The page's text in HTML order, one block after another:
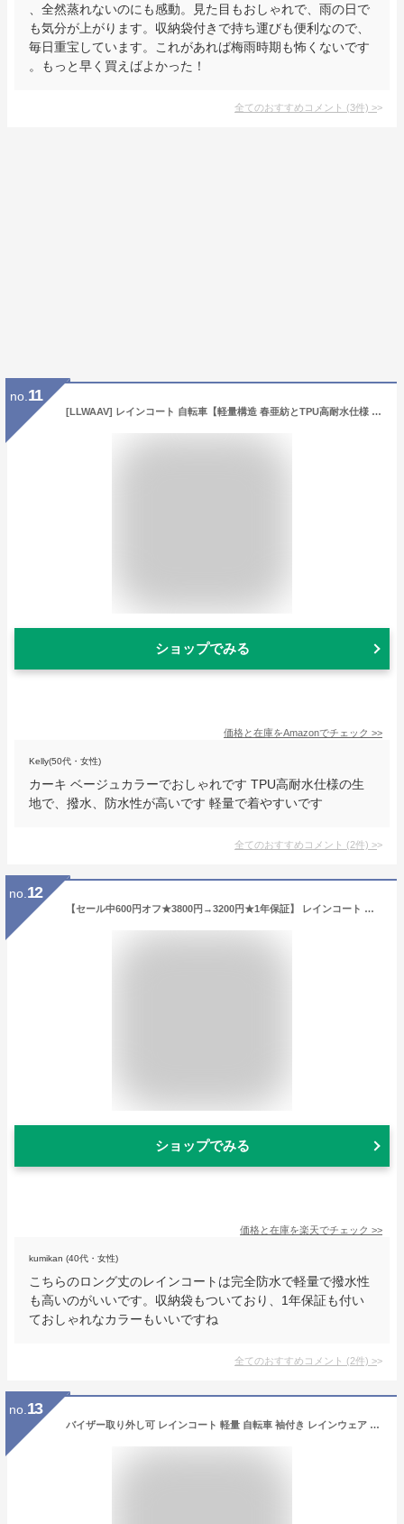
、全然蒸れないのにも感動。見た目もおしゃれで、雨の日で
も気分が上がります。収納袋付きで持ち運びも便利なので、
毎日重宝しています。これがあれば梅雨時期も怖くないです
。もっと早く買えばよかった！
全てのおすすめコメント (3件) >
no. 11
[LLWAAV] レインコート 自転車【軽量構造 春亜紡とTPU高耐水仕様 】レディース メンズ レインコート 快適 通気性 自転車 ポンチョ レインウェア リュック対応 おしゃれ 多機能 防風防水 梅雨対策 豪雨対応 通勤 通学 登山 男女兼用 収納袋付き (JP, アルファベット, S, カーキ)
ショップでみる
価格と在庫をAmazonでチェック >>
Kelly(50代・女性)
カーキ ベージュカラーでおしゃれです TPU高耐水仕様の生
地で、撥水、防水性が高いです 軽量で着やすいです
全てのおすすめコメント (2件) >
no. 12
【セール中600円オフ★3800円→3200円★1年保証】 レインコート レディース ロング丈 ロング 学生 レインウェア おしゃれ ポンチョ 収納袋 アウトドア かっぱ 完全防水 カッパ メンズ 自転車 通学 軽量 大きいサイズ 男の子 女の子 リュック 150 160 防水 梅雨対策
ショップでみる
価格と在庫を楽天でチェック >>
kumikan (40代・女性)
こちらのロング丈のレインコートは完全防水で軽量で撥水性
も高いのがいいです。収納袋もついており、1年保証も付い
ておしゃれなカラーもいいですね
全てのおすすめコメント (2件) >
no. 13
バイザー取り外し可 レインコート 軽量 自転車 袖付き レインウェア 袖あり 防水 軽い ママ 送迎 通勤 通学 カッパ おしゃれ ロング丈 クリアバイザー ツバ付き 自転車用レインコート かわいい レインポンチョ